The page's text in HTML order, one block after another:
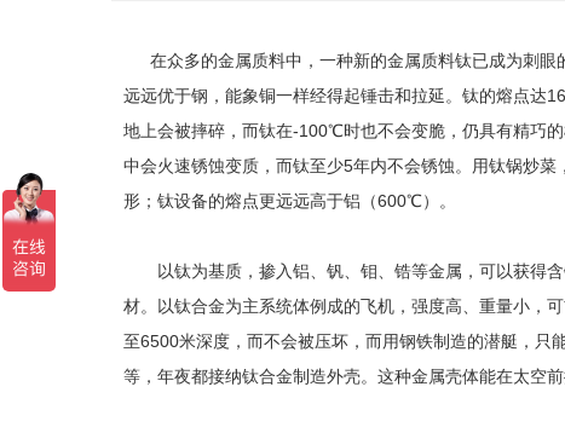
在众多的金属质料中，一种新的金属质料钛已成为刺
远远优于钢，能象铜一样经得起锤击和拉延。钛的熔点达
地上会被摔碎，而钛在-100℃时也不会变脆，仍具有精巧
中会火速锈蚀变质，而钛至少5年内不会锈蚀。用钛锅炒
形； 钛设备的熔点更远远高于铝（600℃）。
以钛为基质，掺入铝、钒、钼、锆等金属，可以获得含
材。以钛合金为主系统体例成的飞机，强度高、重量小，
至6500米深度，而不会被压坏，而用钢铁制造的潜艇，只
等，年夜都接纳钛合金制造外壳。这种金属壳体能在太空